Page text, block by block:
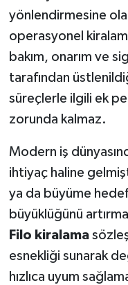
yönlendirmesine
operasyonel
bakım, onarım ve
tarafından
süreçlerle ilgili ek
zorunda kalmaz.
Modern iş
ihtiyaç haline
ya da büyüme
büyüklüğünü
Filo kiralama
esnekliği sunarak
hızlıca uyum